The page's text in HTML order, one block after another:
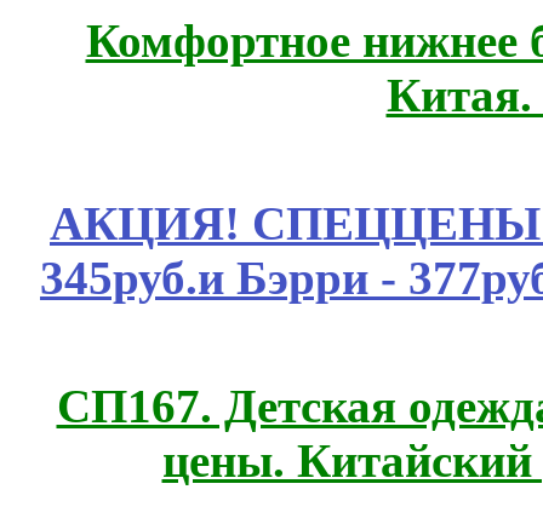
Комфортное нижнее
АКЦИЯ! СПЕЦЦЕНЫ
345руб.и Бэрри -
СП167. Детская
цены.